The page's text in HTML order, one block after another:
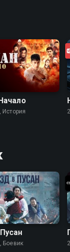
История
Боевик